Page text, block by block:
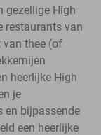
gezellige High
restaurants van
van thee (of
heerlijke High
je
en bijpassende
een heerlijke